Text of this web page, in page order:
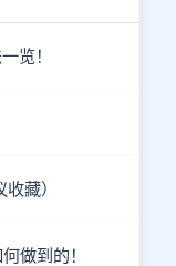
览！
藏）
做到的！